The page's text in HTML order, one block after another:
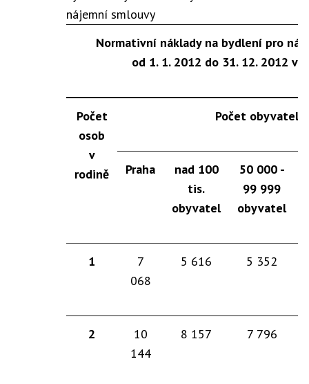
nájemní smlouvy
Normativní náklady na bydlení pro
od 1. 1. 2012 do 31. 12. 2012 v
Počet
osob
v
rodině
Počet obyvatel
Praha
nad 100
tis.
obyvatel
50 000 -
99 999
obyvatel
1
7
068
5 616 5 352
2
10
144
8 157 7 796